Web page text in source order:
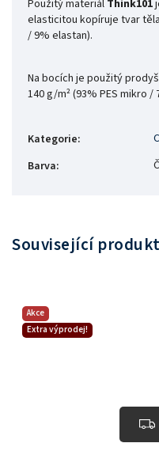
Použitý materiál Think101
elasticitou kopíruje tvar
/ 9% elastan).
Na bocích je použitý
140g/m² (93% PES mikro /
Kategorie:
Barva:
Související
Akce
Extra výprodej!